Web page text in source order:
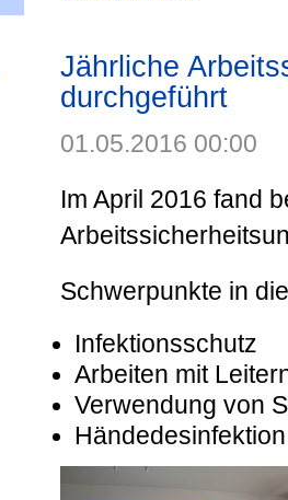
Jährliche
durchgeführt
01.05.2016 00:00
Im April 2016 fand
Schwerpunkte in
Infektionsschutz
Arbeiten mit
Verwendung von
Händedesinfektion